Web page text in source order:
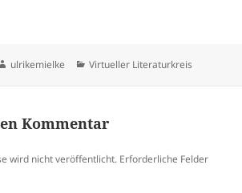
Autor
ulrikemielke Kategorien
Virtueller Literaturkreis
Kommentar
wird nicht veröffentlicht. Erforderliche Felder